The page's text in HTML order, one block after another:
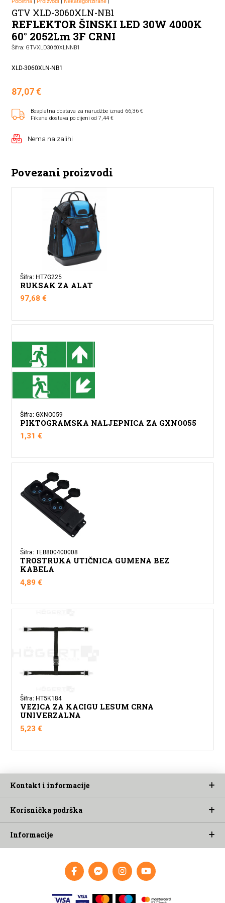
GTV XLD-3060XLN-NB1
REFLEKTOR ŠINSKI LED 30W 4000K
60° 2052Lm 3F CRNI
Šifra: GTVXLD3060XLNNB1
XLD-3060XLN-NB1
87,07€
Besplatna dostava za narudžbe iznad 66,36 €
Fiksna dostava po cijeni od 7,44 €
Nema na zalihi
Povezani proizvodi
Šifra: HT7G225
RUKSAK ZA ALAT
97,68€
Šifra: GXNO059
PIKTOGRAMSKA NALJEPNICA ZA GXNO055
1,31€
Šifra: TEB800400008
TROSTRUKA UTIČNICA GUMENA BEZ
KABELA
4,89€
Šifra: HT5K184
VEZICA ZA KACIGU LESUM CRNA
UNIVERZALNA
5,23€
Kontakt i informacije
Korisnička podrška
Informacije